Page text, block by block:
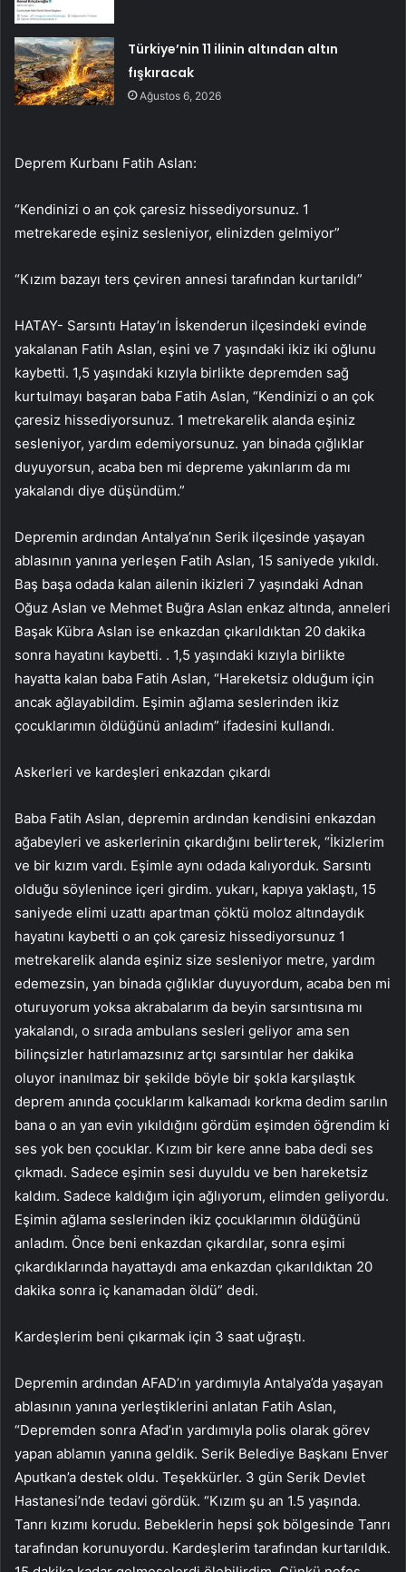
Türkiye’nin 11 ilinin altından altın
fışkıracak
Ağustos 6, 2026
Deprem Kurbanı Fatih Aslan:
“Kendinizi o an çok çaresiz hissediyorsunuz. 1
metrekarede eşiniz sesleniyor, elinizden gelmiyor”
“Kızım bazayı ters çeviren annesi tarafından kurtarıldı”
HATAY- Sarsıntı Hatay’ın İskenderun ilçesindeki evinde
yakalanan Fatih Aslan, eşini ve 7 yaşındaki ikiz iki oğlunu
kaybetti. 1,5 yaşındaki kızıyla birlikte depremden sağ
kurtulmayı başaran baba Fatih Aslan, “Kendinizi o an çok
çaresiz hissediyorsunuz. 1 metrekarelik alanda eşiniz
sesleniyor, yardım edemiyorsunuz. yan binada çığlıklar
duyuyorsun, acaba ben mi depreme yakınlarım da mı
yakalandı diye düşündüm.”
Depremin ardından Antalya’nın Serik ilçesinde yaşayan
ablasının yanına yerleşen Fatih Aslan, 15 saniyede yıkıldı.
Baş başa odada kalan ailenin ikizleri 7 yaşındaki Adnan
Oğuz Aslan ve Mehmet Buğra Aslan enkaz altında, anneleri
Başak Kübra Aslan ise enkazdan çıkarıldıktan 20 dakika
sonra hayatını kaybetti. . 1,5 yaşındaki kızıyla birlikte
hayatta kalan baba Fatih Aslan, “Hareketsiz olduğum için
ancak ağlayabildim. Eşimin ağlama seslerinden ikiz
çocuklarımın öldüğünü anladım” ifadesini kullandı.
Askerleri ve kardeşleri enkazdan çıkardı
Baba Fatih Aslan, depremin ardından kendisini enkazdan
ağabeyleri ve askerlerinin çıkardığını belirterek, “İkizlerim
ve bir kızım vardı. Eşimle aynı odada kalıyorduk. Sarsıntı
olduğu söylenince içeri girdim. yukarı, kapıya yaklaştı, 15
saniyede elimi uzattı apartman çöktü moloz altındaydık
hayatını kaybetti o an çok çaresiz hissediyorsunuz 1
metrekarelik alanda eşiniz size sesleniyor metre, yardım
edemezsin, yan binada çığlıklar duyuyordum, acaba ben mi
oturuyorum yoksa akrabalarım da beyin sarsıntısına mı
yakalandı, o sırada ambulans sesleri geliyor ama sen
bilinçsizler hatırlamazsınız artçı sarsıntılar her dakika
oluyor inanılmaz bir şekilde böyle bir şokla karşılaştık
deprem anında çocuklarım kalkamadı korkma dedim sarılın
bana o an yan evin yıkıldığını gördüm eşimden öğrendim ki
ses yok ben çocuklar. Kızım bir kere anne baba dedi ses
çıkmadı. Sadece eşimin sesi duyuldu ve ben hareketsiz
kaldım. Sadece kaldığım için ağlıyorum, elimden geliyordu.
Eşimin ağlama seslerinden ikiz çocuklarımın öldüğünü
anladım. Önce beni enkazdan çıkardılar, sonra eşimi
çıkardıklarında hayattaydı ama enkazdan çıkarıldıktan 20
dakika sonra iç kanamadan öldü” dedi.
Kardeşlerim beni çıkarmak için 3 saat uğraştı.
Depremin ardından AFAD’ın yardımıyla Antalya’da yaşayan
ablasının yanına yerleştiklerini anlatan Fatih Aslan,
“Depremden sonra Afad’ın yardımıyla polis olarak görev
yapan ablamın yanına geldik. Serik Belediye Başkanı Enver
Aputkan’a destek oldu. Teşekkürler. 3 gün Serik Devlet
Hastanesi’nde tedavi gördük. “Kızım şu an 1.5 yaşında.
Tanrı kızımı korudu. Bebeklerin hepsi şok bölgesinde Tanrı
tarafından korunuyordu. Kardeşlerim tarafından kurtarıldık.